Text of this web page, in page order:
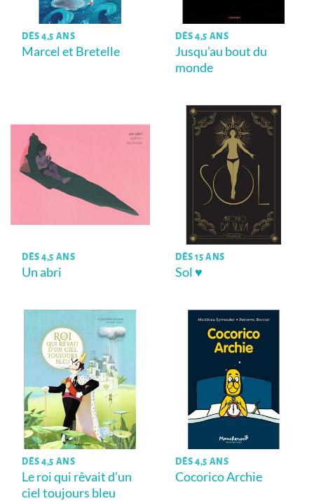
DÈS 4,5 ANS
Marcel et Bretelle
DÈS 4,5 ANS
Jusqu’au bout du
monde
DÈS 4,5 ANS
Un abri
DÈS 15 ANS
Sol ♥
DÈS 4,5 ANS
Le roi qui rêvait d’un
ciel toujours bleu
DÈS 4,5 ANS
Cocorico Archie